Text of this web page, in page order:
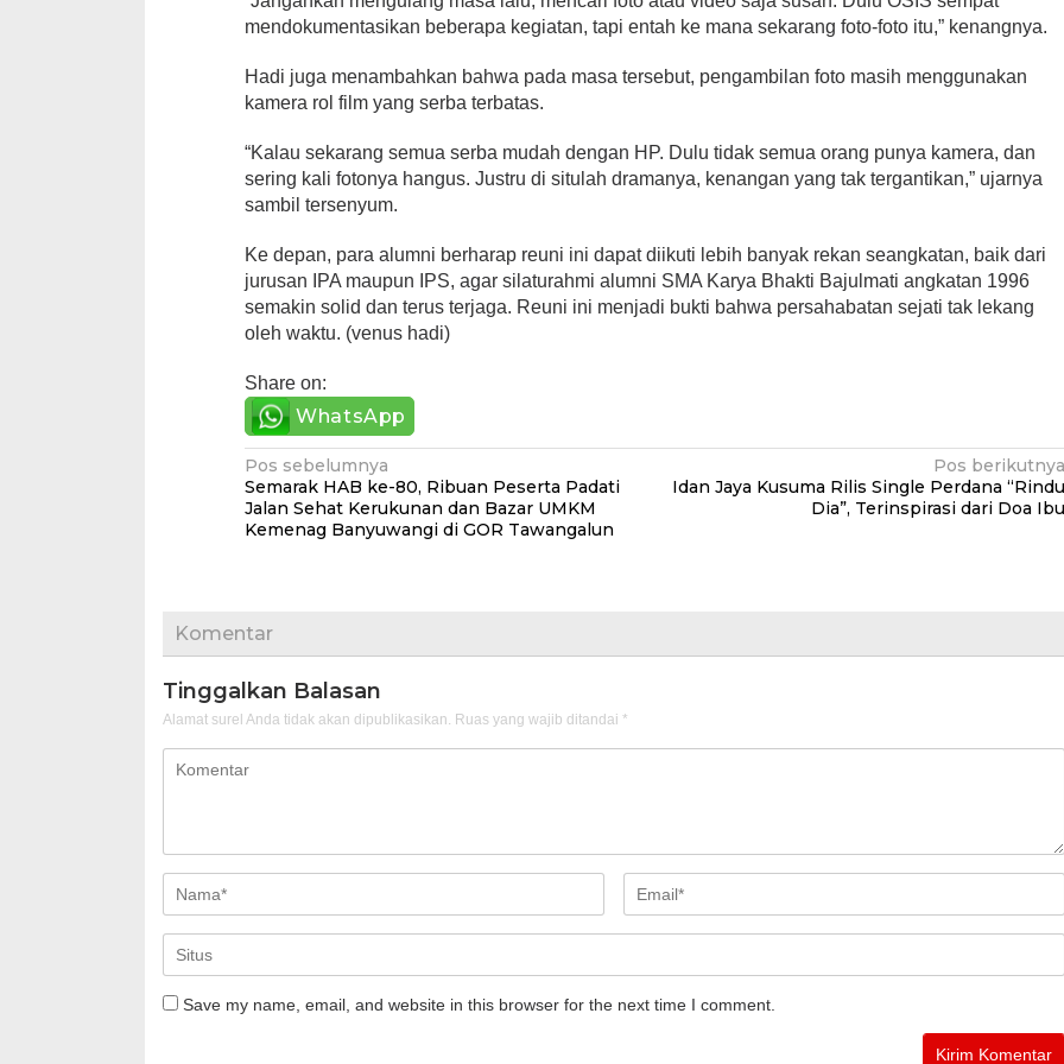
mendokumentasikan beberapa kegiatan, tapi entah ke mana sekarang foto-foto itu,” kenangnya.
Hadi juga menambahkan bahwa pada masa tersebut, pengambilan foto masih menggunakan
kamera rol film yang serba terbatas.
“Kalau sekarang semua serba mudah dengan HP. Dulu tidak semua orang punya kamera, dan
sering kali fotonya hangus. Justru di situlah dramanya, kenangan yang tak tergantikan,” ujarnya
sambil tersenyum.
Ke depan, para alumni berharap reuni ini dapat diikuti lebih banyak rekan seangkatan, baik dari
jurusan IPA maupun IPS, agar silaturahmi alumni SMA Karya Bhakti Bajulmati angkatan 1996
semakin solid dan terus terjaga. Reuni ini menjadi bukti bahwa persahabatan sejati tak lekang
oleh waktu. (venus hadi)
Share on:
WhatsApp
Navigasi
pos
Pos sebelumnya
Semarak HAB ke-80, Ribuan Peserta Padati
Jalan Sehat Kerukunan dan Bazar UMKM
Kemenag Banyuwangi di GOR Tawangalun
Pos berikutnya
Idan Jaya Kusuma Rilis Single Perdana “Rindu
Dia”, Terinspirasi dari Doa Ibu
Komentar
Tinggalkan Balasan
Alamat surel Anda tidak akan dipublikasikan. Ruas yang wajib ditandai *
Save my name, email, and website in this browser for the next time I comment.